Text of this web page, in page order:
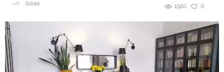
0
1920
Sdílet